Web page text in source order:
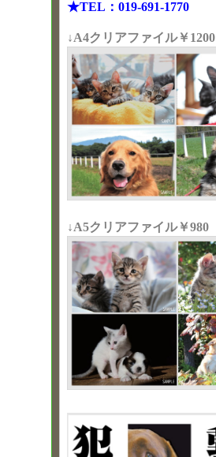
★TEL：019-691-1770
↓A4クリアファイル￥1200
↓A5クリアファイル￥980